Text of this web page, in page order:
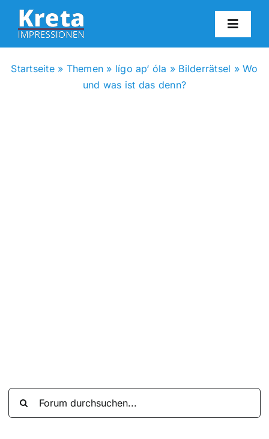
Zum
Inhalt
springen
Startseite» Themen » lígo ap‘ óla » Bilderrätsel »Wo
und was ist das denn?